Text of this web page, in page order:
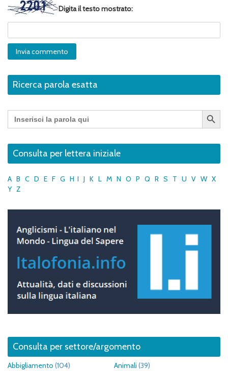
Digita il testo mostrato:
Ricerca parola esatta
Search
for:
Search Button
Consulta per lettera iniziale
A B C D E F G H I J K L M N O P Q R S T U V W X
Y Z
Consulta per settore/argomento
Abbigliamento (104) Animali (39)